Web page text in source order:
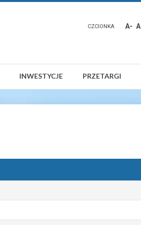
CZCIONKA A- A
INWESTYCJE PRZETARGI